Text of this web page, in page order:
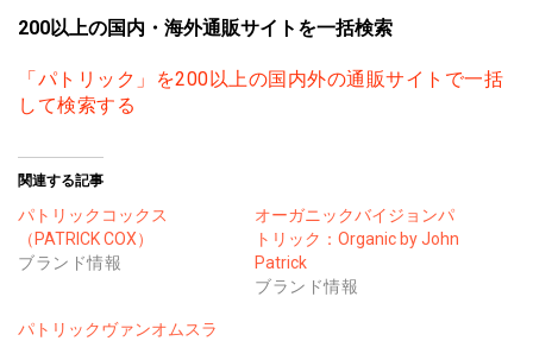
200以上の国内・海外通販サイトを一括検索
「パトリック」を200以上の国内外の通販サイトで一括
して検索する
関連する記事
パトリックコックス
（PATRICK COX）
ブランド情報
オーガニックバイジョンパ
トリック：Organic by John
Patrick
ブランド情報
パトリックヴァンオムスラ